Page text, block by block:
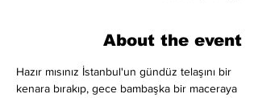
About the event
Hazır mısınız İstanbul'un gündüz telaşını bir
kenara bırakıp, gece bambaşka bir maceraya